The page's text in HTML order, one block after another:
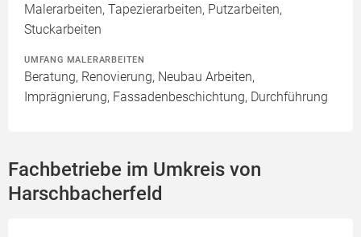
Malerarbeiten, Tapezierarbeiten, Putzarbeiten,
Stuckarbeiten
UMFANG MALERARBEITEN
Beratung, Renovierung, Neubau Arbeiten,
Imprägnierung, Fassadenbeschichtung, Durchführung
Fachbetriebe im Umkreis von
Harschbacherfeld